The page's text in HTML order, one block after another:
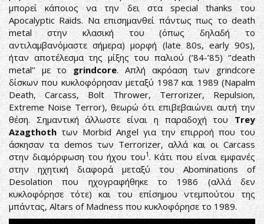
μπορεί κάποιος να την δει στα special thanks του
Apocalyptic Raids. Να επισημανθεί πάντως πως το death
metal στην κλασική του (όπως δηλαδή το
αντιλαμβανόμαστε σήμερα) μορφή (late 80s, early 90s),
ήταν αποτέλεσμα της μίξης του παλιού (’84-’85) ‘’death
metal’’ με τοgrindcore. Απλή ακρόαση των grindcore
δίσκων που κυκλοφόρησαν μεταξύ 1987 και 1989 (Napalm
Death, Carcass, Bolt Thrower, Terrorizer, Repulsion,
Extreme Noise Terror), θεωρώ ότι επιβεβαιώνει αυτή την
θέση. Σημαντική άλλωστε είναι η παραδοχή τουTrey
Azagthothτων Morbid Angel για την επιρροή που του
άσκησαν τα demos των Terrorizer, αλλά και οι Carcass
στην διαμόρφωση του ήχου του1. Κάτι που είναι εμφανές
στην ηχητική διαφορά μεταξύ του Abominations of
Desolation που ηχογραφήθηκε το 1986 (αλλά δεν
κυκλοφόρησε τότε) και του επίσημου ντεμπούτου της
μπάντας, Altars of Madness που κυκλοφόρησε το 1989.